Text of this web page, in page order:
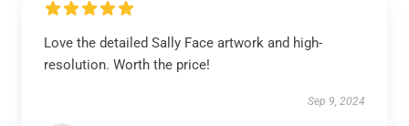
Love the detailed Sally Face artwork and high-
resolution. Worth the price!
Sep 9, 2024